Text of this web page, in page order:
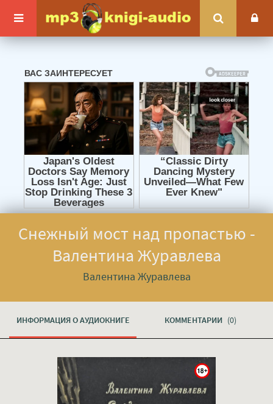
Снежный мост над пропастью -
Валентина Журавлева
Валентина Журавлева
ИНФОРМАЦИЯ О АУДИОКНИГЕ КОММЕНТАРИИ (0)